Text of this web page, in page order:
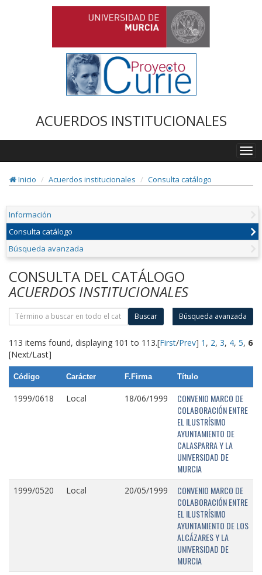
ACUERDOS INSTITUCIONALES
Inicio
Acuerdos institucionales Consulta catálogo
Información
Consulta catálogo
Búsqueda avanzada
CONSULTA DEL CATÁLOGO
ACUERDOS INSTITUCIONALES
Buscar Búsqueda avanzada
113 items found, displaying 101 to 113.[First/Prev] 1 , 2, 3, 4, 5, 6
[Next/Last]
Código Carácter F.Firma Título
1999/0618 Local 18/06/1999
CONVENIO MARCO DE
COLABORACIÓN ENTRE
EL ILUSTRÍSIMO
AYUNTAMIENTO DE
CALASPARRA Y LA
UNIVERSIDAD DE
MURCIA
1999/0520 Local 20/05/1999
CONVENIO MARCO DE
COLABORACIÓN ENTRE
EL ILUSTRÍSIMO
AYUNTAMIENTO DE LOS
ALCÁZARES Y LA
UNIVERSIDAD DE
MURCIA